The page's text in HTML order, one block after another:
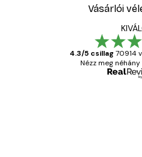
Vásárlói
4.3/5 csillag 70914
Nézz meg